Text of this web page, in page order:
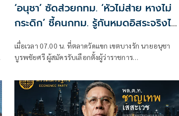
‘อนุชา’ ซัดส่วยกทม. ‘หัวไม่ส่าย หางไม่
กระดิก’ ชี้คนกทม. รู้กันหมดอิสระจริงไม่
จริง
เมื่อเวลา 07.00 น. ที่ตลาดวัดแขก เขตบางรัก นายอนุชา
บูรพชัยศรี ผู้สมัครรับเลือกตั้งผู้ว่าราชการ